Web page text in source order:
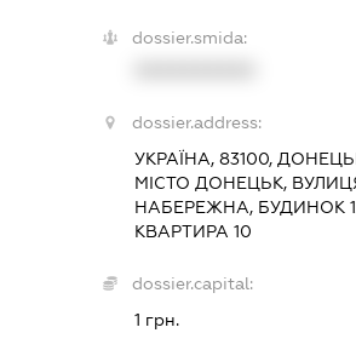
dossier.smida:
dossier.address:
УКРАЇНА, 83100,
МІСТО ДОНЕЦЬК,
НАБЕРЕЖНА, БУДИНОК
КВАРТИРА 10
dossier.capital:
1 грн.